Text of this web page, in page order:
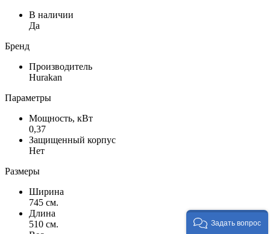
В наличии
Да
Бренд
Производитель
Hurakan
Параметры
Мощность, кВт
0,37
Защищенный корпус
Нет
Размеры
Ширина
745 см.
Длина
510 см.
Задать вопрос